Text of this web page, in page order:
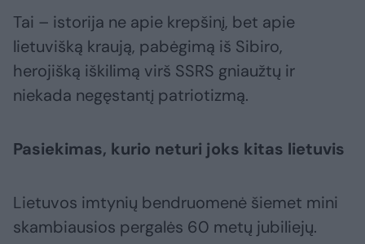
Tai – istorija ne apie krepšinį, bet apie
lietuvišką kraują, pabėgimą iš Sibiro,
herojišką iškilimą virš SSRS gniaužtų ir
niekada negęstantį patriotizmą.
Pasiekimas, kurio neturi joks kitas lietuvis
Lietuvos imtynių bendruomenė šiemet mini
skambiausios pergalės 60 metų jubiliejų.